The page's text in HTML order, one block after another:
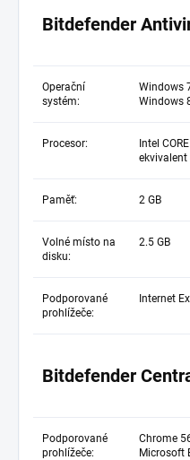
Bitdefender
Operační
systém:
Windows
Windows
Procesor:
Intel
ekvivalent
Paměť: 2 GB
Volné místo na
disku:
2.5 GB
Podporované
prohlížeče:
Internet
Bitdefender
Podporované
prohlížeče:
Chrome
Microsoft